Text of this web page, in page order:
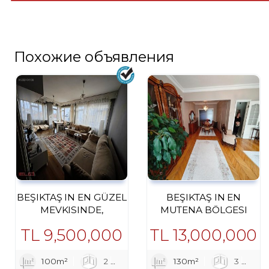
Похожие объявления
BEŞIKTAŞ IN EN GÜZEL
MEVKISINDE,
YATIRIMLIK DAIRESI
TL 9,500,000
100m² 2 1
BEŞIKTAŞ IN EN
MUTENA BÖLGESI
MÜKEMMEL DAIRE
TL13,000,000
130m² 3